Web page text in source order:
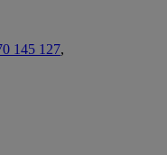
145 127,